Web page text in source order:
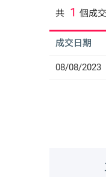
共 1 個成
成交日期
08/08/2023